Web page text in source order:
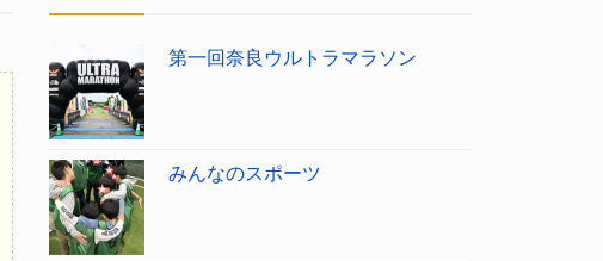
第一回奈良ウルトラマラソン
みんなのスポーツ